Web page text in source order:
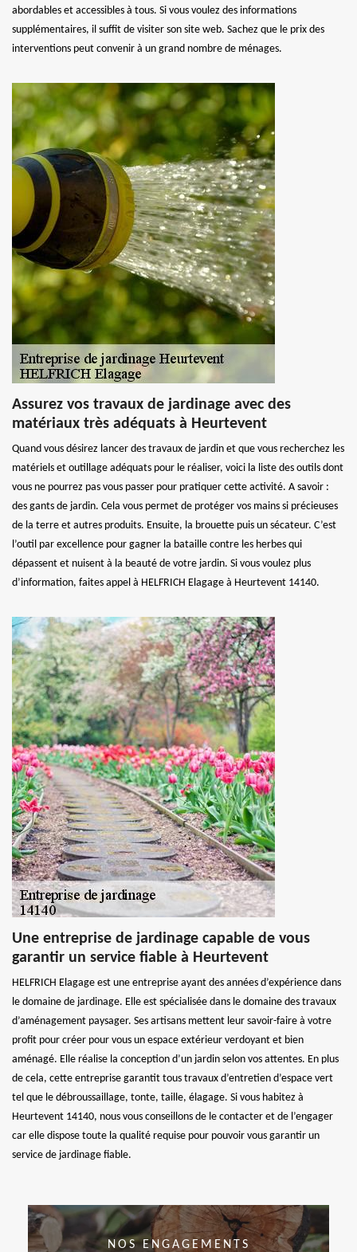
abordables et accessibles à tous. Si vous voulez des informations
supplémentaires, il suffit de visiter son site web. Sachez que le prix des
interventions peut convenir à un grand nombre de ménages.
Assurez vos travaux de jardinage avec des
matériaux très adéquats à Heurtevent
Quand vous désirez lancer des travaux de jardin et que vous recherchez les
matériels et outillage adéquats pour le réaliser, voici la liste des outils dont
vous ne pourrez pas vous passer pour pratiquer cette activité. A savoir :
des gants de jardin. Cela vous permet de protéger vos mains si précieuses
de la terre et autres produits. Ensuite, la brouette puis un sécateur. C’est
l’outil par excellence pour gagner la bataille contre les herbes qui
dépassent et nuisent à la beauté de votre jardin. Si vous voulez plus
d’information, faites appel à HELFRICH Elagage à Heurtevent 14140.
Une entreprise de jardinage capable de vous
garantir un service fiable à Heurtevent
HELFRICH Elagage est une entreprise ayant des années d’expérience dans
le domaine de jardinage. Elle est spécialisée dans le domaine des travaux
d’aménagement paysager. Ses artisans mettent leur savoir-faire à votre
profit pour créer pour vous un espace extérieur verdoyant et bien
aménagé. Elle réalise la conception d’un jardin selon vos attentes. En plus
de cela, cette entreprise garantit tous travaux d’entretien d’espace vert
tel que le débroussaillage, tonte, taille, élagage. Si vous habitez à
Heurtevent 14140, nous vous conseillons de le contacter et de l’engager
car elle dispose toute la qualité requise pour pouvoir vous garantir un
service de jardinage fiable.
NOS ENGAGEMENTS